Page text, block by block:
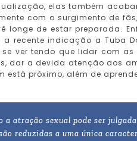
elas também
com o surgimento de
longe de estar preparada.
recente indicação a Tuba
ver tendo que lidar com
dar a devida atenção aos
está próximo, além de
a atração sexual pode ser
reduzidas a uma única